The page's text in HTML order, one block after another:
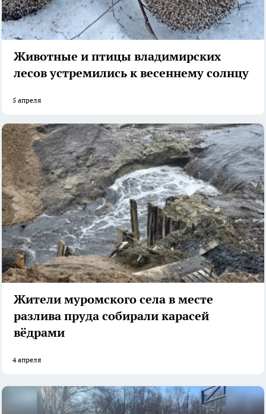
Животные и птицы владимирских
лесов устремились к весеннему солнцу
5 апреля
Жители муромского села в месте
разлива пруда собирали карасей
вёдрами
4 апреля